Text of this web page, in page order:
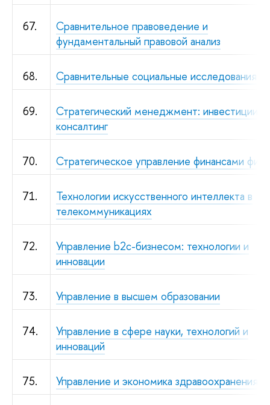
67.
Сравнительное правоведение и
фундаментальный правовой анализ
68. Сравнительные социальные исследования
69.
Стратегический менеджмент: инвестиции и
консалтинг
70. Стратегическое управление финансами
71.
Технологии искусственного интеллекта в
телекоммуникациях
72.
Управление b2c-бизнесом: технологии и
инновации
73. Управление в высшем образовании
74.
Управление в сфере науки, технологий и
инноваций
75. Управление и экономика здравоохранения